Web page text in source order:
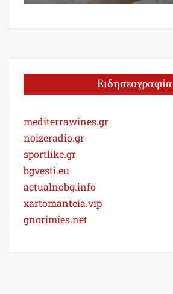
Ειδησεογραφία
mediterrawines.gr
noizeradio.gr
sportlike.gr
bgvesti.eu
actualnobg.info
xartomanteia.vip
gnorimies.net